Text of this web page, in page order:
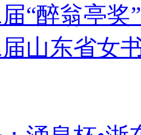
“醉翁亭
山东省女